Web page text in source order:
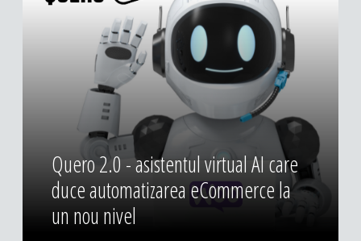
DESIGN & PRINTING
Identitate vizuala, imagine
Grafica publicitara
Grafica pentru print
Fotografie digitala
Quero 2.0 - asistentul virtual AI care
duce automatizarea eCommerce la
un nou nivel